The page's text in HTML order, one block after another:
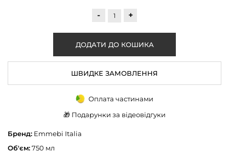
- +
ШВИДКЕ ЗАМОВЛЕННЯ
Оплата частинами
🎁 Подарунки за відеовідгуки
Бренд: Emmebi Italia
Об'єм:750 мл